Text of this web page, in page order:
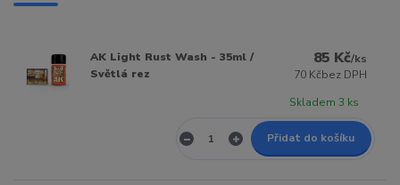
AK Light Rust Wash - 35ml /
Světlá rez
85 Kč/ks
70 Kčbez DPH
Skladem 3 ks
Přidat do košíku